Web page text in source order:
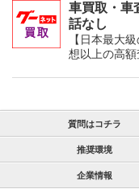
車買取・
話なし
【日本最大
想以上の高額
質問はコチラ
推奨環境
企業情報